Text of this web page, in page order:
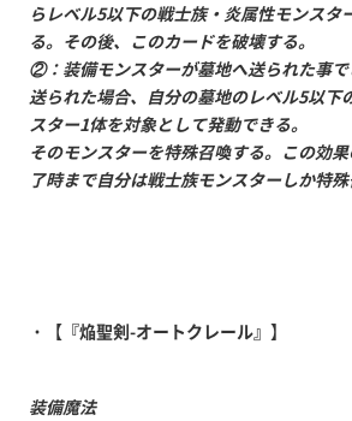
らレベル5以下の戦士族・炎属性モンスタ
る。その後、このカードを破壊する。
②：装備モンスターが墓地へ送られた事
送られた場合、自分の墓地のレベル5以下
スター1体を対象として発動できる。
そのモンスターを特殊召喚する。この効
了時まで自分は戦士族モンスターしか特殊
・【『焔聖剣-オートクレール』 】
装備魔法